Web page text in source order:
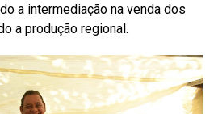
a intermediação na venda dos
a produção regional.